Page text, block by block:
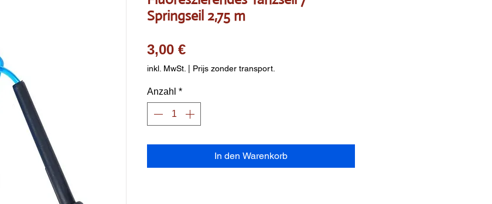
Springseil 2,75 m
3,00 €Preis
inkl. MwSt. | Prijs zonder transport.
Anzahl *
In den Warenkorb